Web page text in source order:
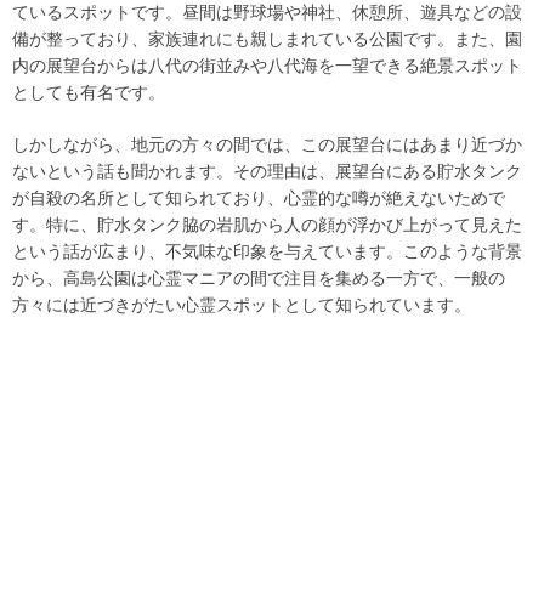
ているスポットです。昼間は野球場や神社、休憩所、遊具などの設
備が整っており、家族連れにも親しまれている公園です。また、園
内の展望台からは八代の街並みや八代海を一望できる絶景スポット
としても有名です。
しかしながら、地元の方々の間では、この展望台にはあまり近づか
ないという話も聞かれます。その理由は、展望台にある貯水タンク
が自殺の名所として知られており、心霊的な噂が絶えないためで
す。特に、貯水タンク脇の岩肌から人の顔が浮かび上がって見えた
という話が広まり、不気味な印象を与えています。このような背景
から、高島公園は心霊マニアの間で注目を集める一方で、一般の
方々には近づきがたい心霊スポットとして知られています。